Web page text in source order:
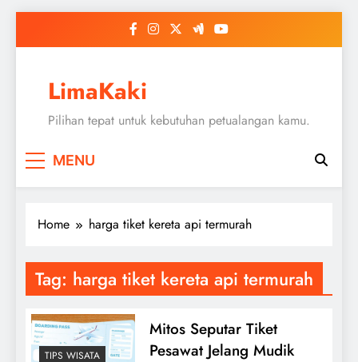
LimaKaki
Pilihan tepat untuk kebutuhan petualangan kamu.
MENU
Home harga tiket kereta api termurah
Tag: harga tiket kereta api termurah
TIPS WISATA
Mitos Seputar Tiket
Pesawat Jelang Mudik